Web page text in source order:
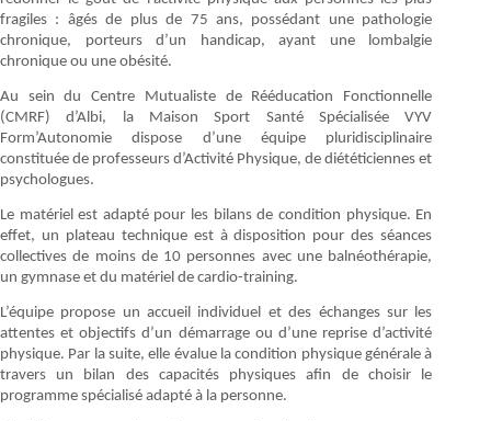
fragiles : âgés de plus de 75 ans, possédant une pathologie
chronique, porteurs d’un handicap, ayant une lombalgie
chronique ou une obésité.
Au sein du Centre Mutualiste de Rééducation Fonctionnelle
(CMRF) d’Albi, la Maison Sport Santé Spécialisée VYV
Form’Autonomie dispose d’une équipe pluridisciplinaire
constituée de professeurs d’Activité Physique, de diététiciennes et
psychologues.
Le matériel est adapté pour les bilans de condition physique. En
effet, un plateau technique est à disposition pour des séances
collectives de moins de 10 personnes avec une balnéothérapie,
un gymnase et du matériel de cardio-training.
L’équipe propose un accueil individuel et des échanges sur les
attentes et objectifs d’un démarrage ou d’une reprise d’activité
physique. Par la suite, elle évalue la condition physique générale à
travers un bilan des capacités physiques afin de choisir le
programme spécialisé adapté à la personne.